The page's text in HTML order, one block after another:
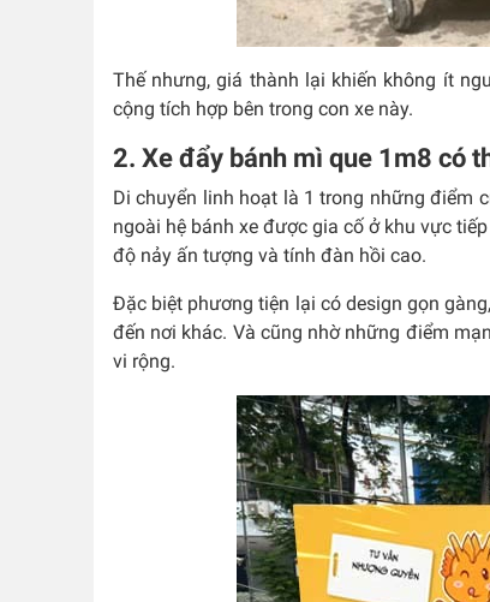
Thế nhưng, giá thành lại khiến không ít
cộng tích hợp bên trong con xe này.
2. Xe đẩy bánh mì que 1m8 có
Di chuyển linh hoạt là 1 trong những điểm
ngoài hệ bánh xe được gia cố ở khu vực
độ nảy ấn tượng và tính đàn hồi cao.
Đặc biệt phương tiện lại có design gọn
đến nơi khác. Và cũng nhờ những điểm
vi rộng.